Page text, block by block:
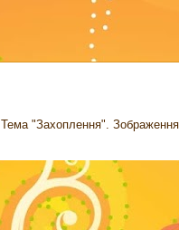
Тема "Захоплення".